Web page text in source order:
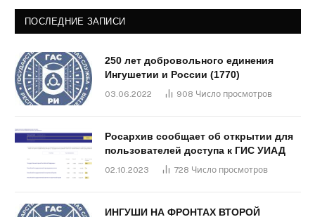
ПОСЛЕДНИЕ ЗАПИСИ
250 лет добровольного единения
Ингушетии и России (1770)
03.06.2022 908 Число просмотров
Росархив сообщает об открытии для
пользователей доступа к ГИС УИАД
02.10.2023 728 Число просмотров
ИНГУШИ НА ФРОНТАХ ВТОРОЙ